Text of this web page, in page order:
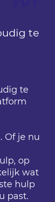
te
te
Of je nu
op
wat
hulp
past.